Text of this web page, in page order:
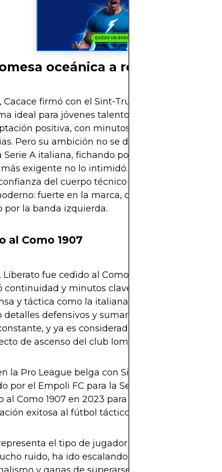
oceánica a realidad
Cacace firmó con el Sint-Truidense de la liga
ideal para jóvenes talentos internacionales.
positiva, con minutos importantes, goles
Pero su ambición no se detuvo ahí: en 2022
Serie A italiana, fichando por el Empoli FC. La
exigente no lo intimidó. Con esfuerzo y
del cuerpo técnico y se consolidó como
fuerte en la marca, con buena pegada y
por la banda izquierda.
al Como 1907
Liberato fue cedido al Como 1907 en la Serie B,
continuidad y minutos clave para su desarrollo.
y táctica como la italiana, el neozelandés ha
detalles defensivos y sumando experiencia. Su
y ya es considerado uno de los
de ascenso del club lombardo.
la Pro League belga con Sint-Truiden (2020-
por el Empoli FC para la Serie A en 2022.
al Como 1907 en 2023 para sumar rodaje.
exitosa al fútbol táctico europeo.
el tipo de jugador que no deja de
ruido, ha ido escalando con base en trabajo,